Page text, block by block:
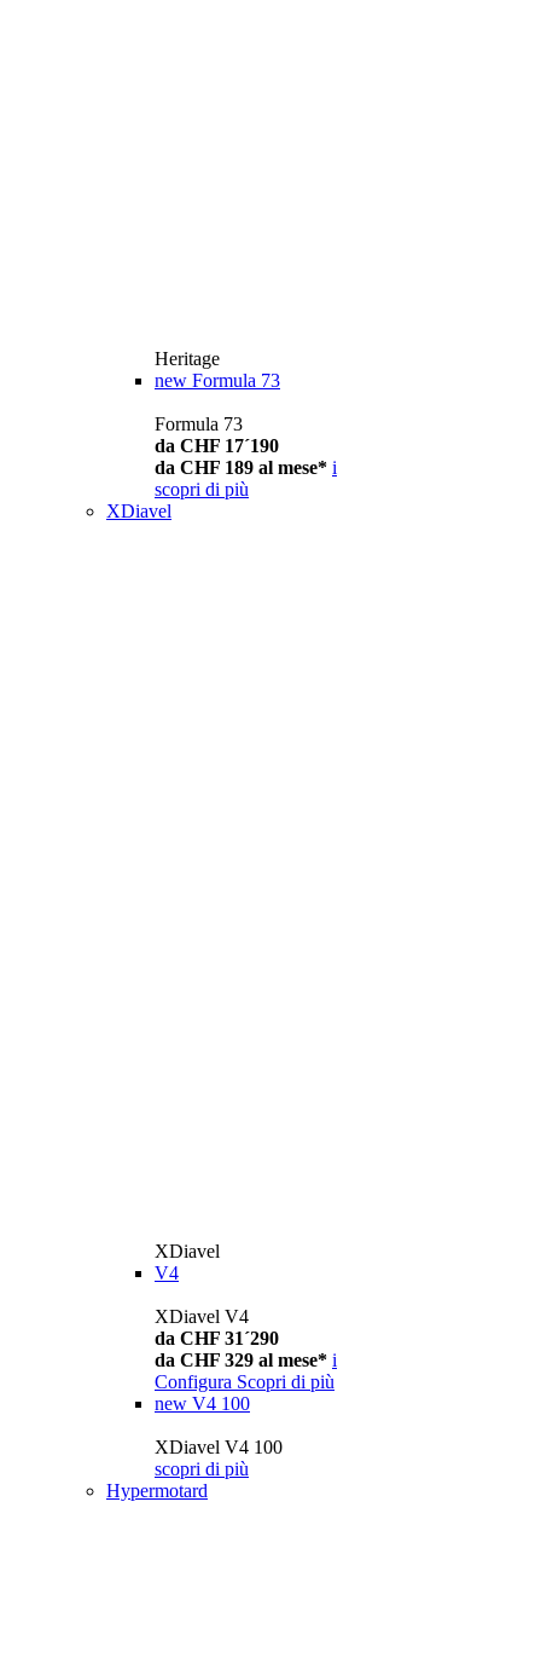
Heritage
new Formula 73
Formula 73
da CHF 17´190
da CHF 189 al mese* i
scopri di più
XDiavel
XDiavel
V4
XDiavel V4
da CHF 31´290
da CHF 329 al mese* i
Configura Scopri di più
new V4 100
XDiavel V4 100
scopri di più
Hypermotard